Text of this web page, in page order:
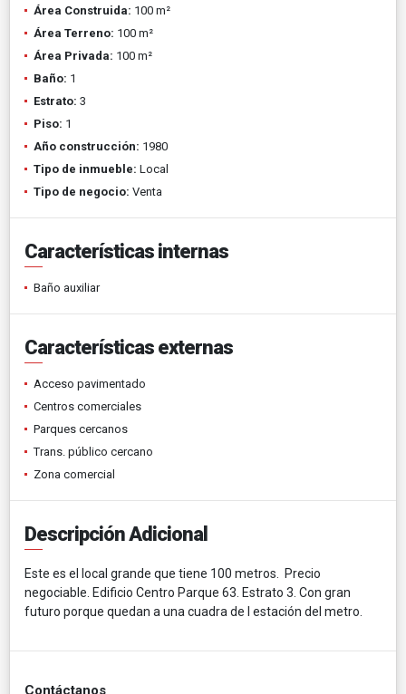
Área Construida: 100 m²
Área Terreno: 100 m²
Área Privada: 100 m²
Baño: 1
Estrato: 3
Piso: 1
Año construcción: 1980
Tipo de inmueble: Local
Tipo de negocio: Venta
Características internas
Baño auxiliar
Características externas
Acceso pavimentado
Centros comerciales
Parques cercanos
Trans. público cercano
Zona comercial
Descripción Adicional
Este es el local grande que tiene 100 metros. Precio
negociable. Edificio Centro Parque 63. Estrato 3. Con gran
futuro porque quedan a una cuadra de l estación del metro.
Contáctanos